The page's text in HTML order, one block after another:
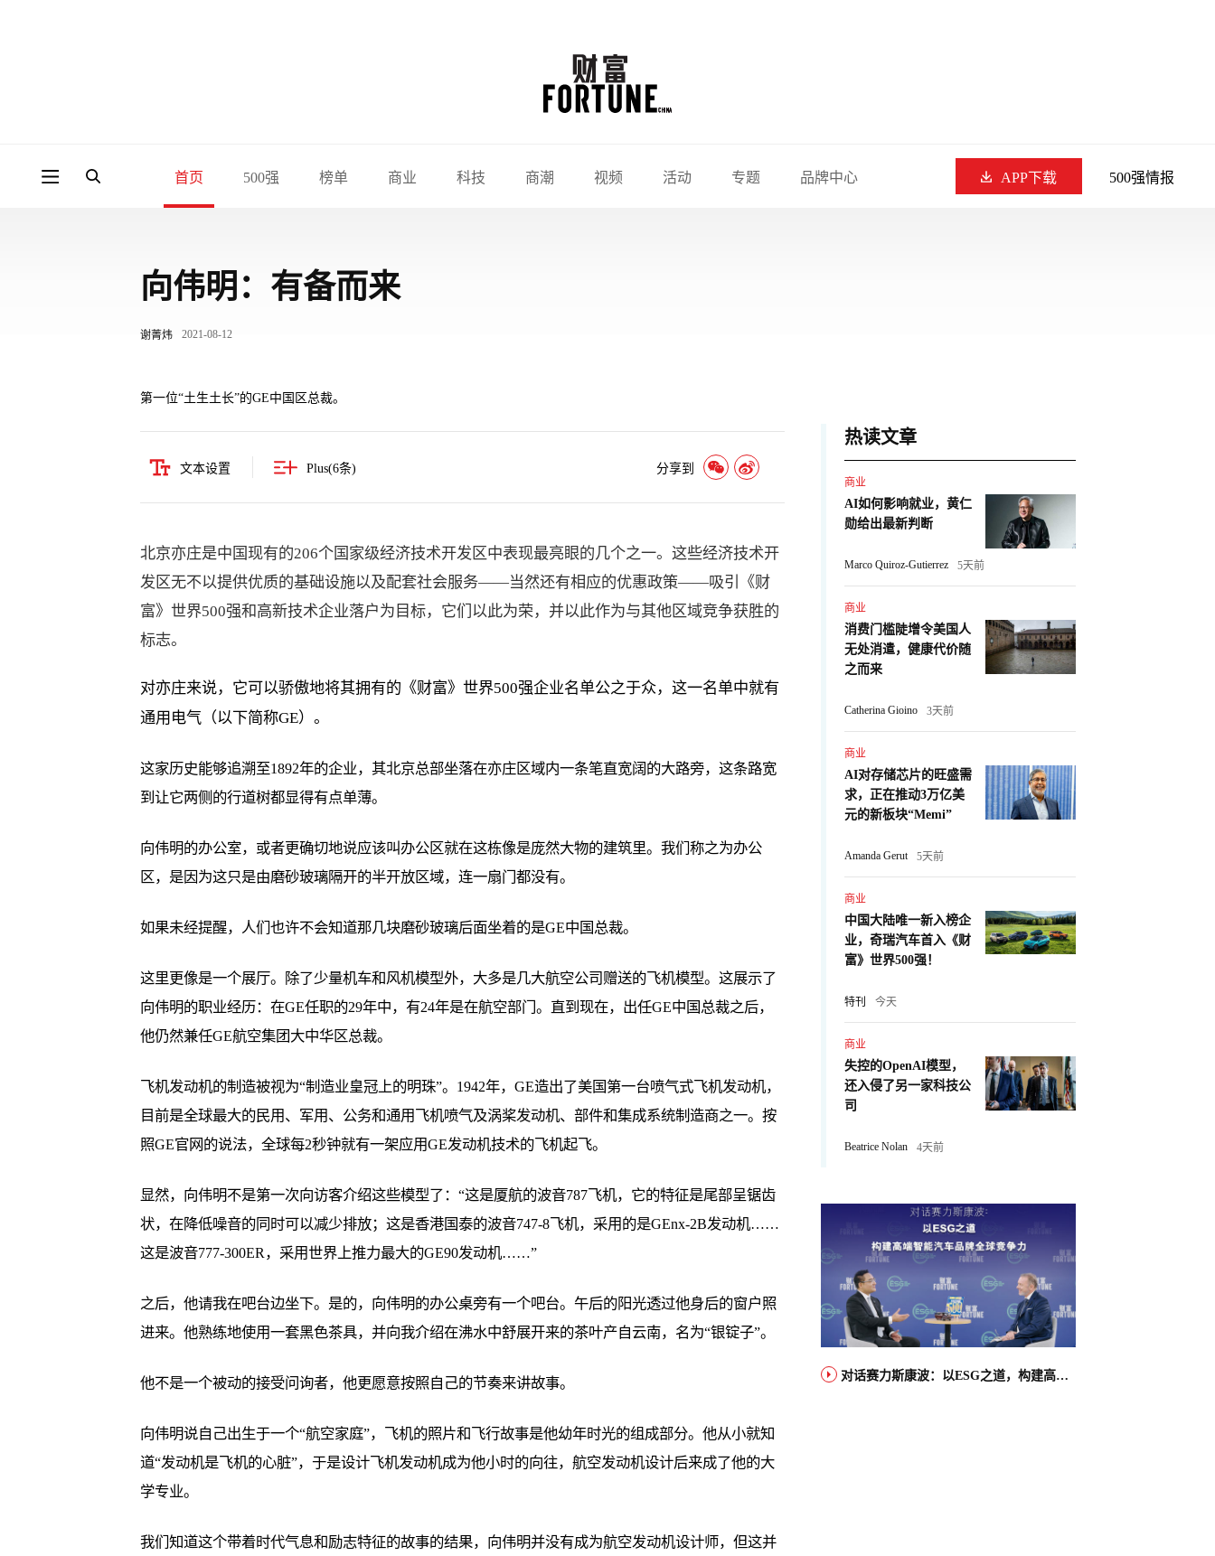
首页 500强 榜单 商业 科技 商潮 视频 活动 专题 品牌中心 APP下载 500强情报
向伟明：有备而来
谢菁炜 2021-08-12
第一位“土生土长”的GE中国区总裁。
文本设置 Plus(6条) 分享到
北京亦庄是中国现有的206个国家级经济技术开发区中表现最亮眼的几个之一。这些经济技术开
发区无不以提供优质的基础设施以及配套社会服务——当然还有相应的优惠政策——吸引《财
富》世界500强和高新技术企业落户为目标，它们以此为荣，并以此作为与其他区域竞争获胜的
标志。
对亦庄来说，它可以骄傲地将其拥有的《财富》世界500强企业名单公之于众，这一名单中就有
通用电气（以下简称GE）。
这家历史能够追溯至1892年的企业，其北京总部坐落在亦庄区域内一条笔直宽阔的大路旁，这条路宽
到让它两侧的行道树都显得有点单薄。
向伟明的办公室，或者更确切地说应该叫办公区就在这栋像是庞然大物的建筑里。我们称之为办公
区，是因为这只是由磨砂玻璃隔开的半开放区域，连一扇门都没有。
如果未经提醒，人们也许不会知道那几块磨砂玻璃后面坐着的是GE中国总裁。
这里更像是一个展厅。除了少量机车和风机模型外，大多是几大航空公司赠送的飞机模型。这展示了
向伟明的职业经历：在GE任职的29年中，有24年是在航空部门。直到现在，出任GE中国总裁之后，
他仍然兼任GE航空集团大中华区总裁。
飞机发动机的制造被视为“制造业皇冠上的明珠”。1942年，GE造出了美国第一台喷气式飞机发动机，
目前是全球最大的民用、军用、公务和通用飞机喷气及涡桨发动机、部件和集成系统制造商之一。按
照GE官网的说法，全球每2秒钟就有一架应用GE发动机技术的飞机起飞。
显然，向伟明不是第一次向访客介绍这些模型了：“这是厦航的波音787飞机，它的特征是尾部呈锯齿
状，在降低噪音的同时可以减少排放；这是香港国泰的波音747-8飞机，采用的是GEnx-2B发动机……
这是波音777-300ER，采用世界上推力最大的GE90发动机……”
之后，他请我在吧台边坐下。是的，向伟明的办公桌旁有一个吧台。午后的阳光透过他身后的窗户照
进来。他熟练地使用一套黑色茶具，并向我介绍在沸水中舒展开来的茶叶产自云南，名为“银锭子”。
他不是一个被动的接受问询者，他更愿意按照自己的节奏来讲故事。
向伟明说自己出生于一个“航空家庭”，飞机的照片和飞行故事是他幼年时光的组成部分。他从小就知
道“发动机是飞机的心脏”，于是设计飞机发动机成为他小时的向往，航空发动机设计后来成了他的大
学专业。
我们知道这个带着时代气息和励志特征的故事的结果，向伟明并没有成为航空发动机设计师，但这并
热读文章
商业
AI如何影响就业，黄仁
勋给出最新判断
Marco Quiroz-Gutierrez 5天前
商业
消费门槛陡增令美国人
无处消遣，健康代价随
之而来
Catherina Gioino 3天前
商业
AI对存储芯片的旺盛需
求，正在推动3万亿美
元的新板块“Memi”
Amanda Gerut 5天前
商业
中国大陆唯一新入榜企
业，奇瑞汽车首入《财
富》世界500强！
特刊 今天
商业
失控的OpenAI模型，
还入侵了另一家科技公
司
Beatrice Nolan 4天前
对话赛力斯康波：以ESG之道，构建高端智能汽车品牌全球竞争力